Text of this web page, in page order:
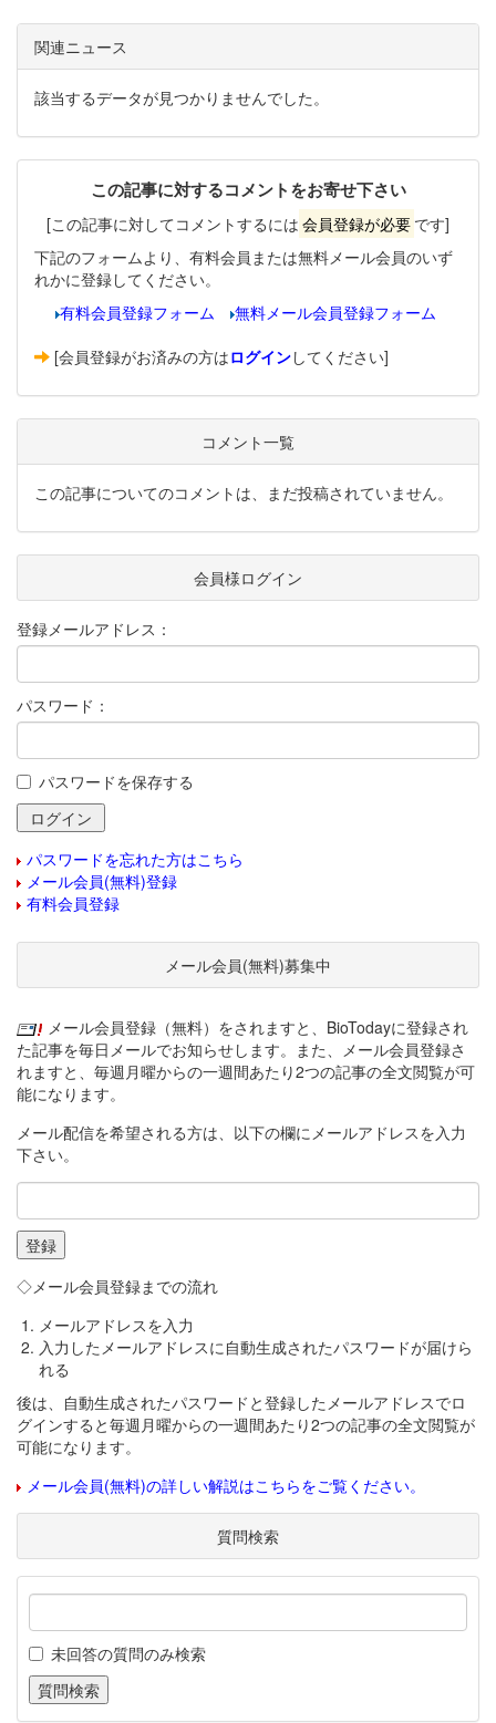
関連ニュース
該当するデータが見つかりませんでした。
この記事に対するコメントをお寄せ下さい
[この記事に対してコメントするには 会員登録が必要 です]
下記のフォームより、有料会員または無料メール会員のいず
れかに登録してください。
有料会員登録フォーム
無料メール会員登録フォーム
[会員登録がお済みの方はログインしてください]
コメント一覧
この記事についてのコメントは、まだ投稿されていません。
会員様ログイン
登録メールアドレス：
パスワード：
パスワードを保存する
パスワードを忘れた方はこちら
メール会員(無料)登録
有料会員登録
メール会員(無料)募集中
メール会員登録（無料）をされますと、BioTodayに登録され
た記事を毎日メールでお知らせします。また、メール会員登録さ
れますと、毎週月曜からの一週間あたり2つの記事の全文閲覧が可
能になります。
メール配信を希望される方は、以下の欄にメールアドレスを入力
下さい。
◇メール会員登録までの流れ
メールアドレスを入力
入力したメールアドレスに自動生成されたパスワードが届けら
れる
後は、自動生成されたパスワードと登録したメールアドレスでロ
グインすると毎週月曜からの一週間あたり2つの記事の全文閲覧が
可能になります。
メール会員(無料)の詳しい解説はこちらをご覧ください。
質問検索
未回答の質問のみ検索